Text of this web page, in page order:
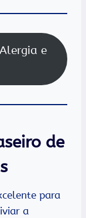
e
de
para
a